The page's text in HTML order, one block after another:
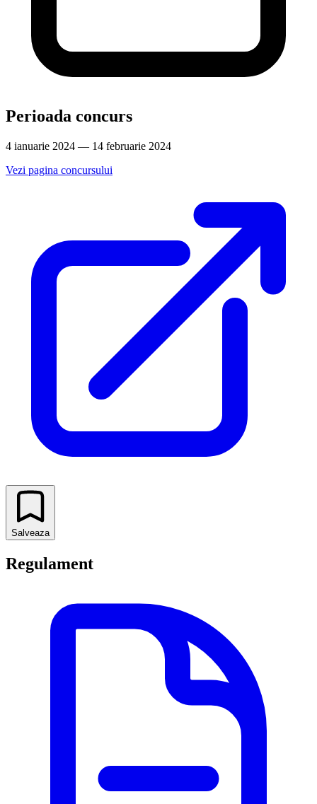
Perioada concurs
4 ianuarie 2024 — 14 februarie 2024
Vezi pagina concursului
Salveaza
Regulament